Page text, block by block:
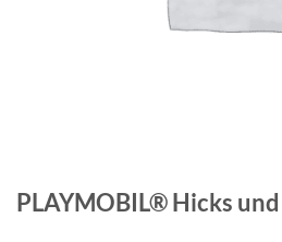
PLAYMOBIL® Hicks